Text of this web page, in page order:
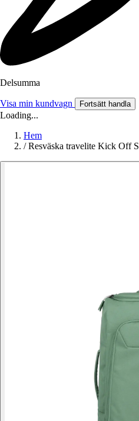
Delsumma
Visa min kundvagn Fortsätt handla
Loading...
Hem
/ Resväska travelite Kick Off S